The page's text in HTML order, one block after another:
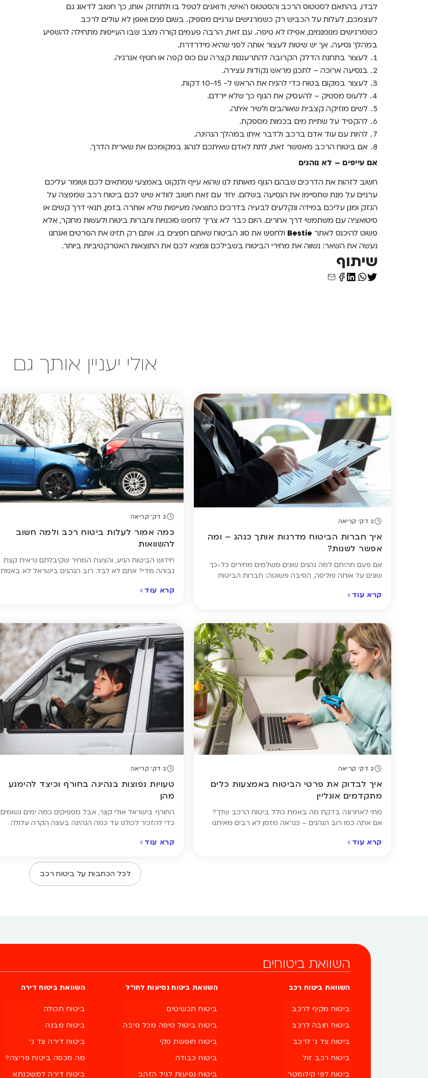
לבדו, בהתאם לסטטוס הרכב והסטטוס האישי, ודואגים לטפל בו ולתחזק אותו, כך חשוב לדאוג גם
לעצמכם, לעלות על הכביש רק כשמרגישים ערניים מספיק. בשום פנים ואופן לא עולים לרכב
כשמרגישים מנומנמים, אפילו לא טיפה. עם זאת, הרבה פעמים קורה מצב שבו העייפות מתחילה להשפיע
במהלך נסיעה. אך יש שיטות לעצור אותה לפני שהיא מידרדרת.
לעצור בתחנת הדלק הקרובה להתרעננות קצרה עם כוס קפה או חטיף אנרגיה.
בנסיעה ארוכה – לתכנן מראש נקודות עצירה.
לעצור במקום בטוח כדי להניח את הראש ל- 10-15 דקות.
ללעוס מסטיק – להעסיק את הגוף כך שלא יירדם.
לשים מוזיקה קצבית שאוהבים ולשיר איתה.
להקפיד על שתיית מים בכמות מספקת.
להיות עם עוד אדם ברכב ולדבר איתו במהלך הנהיגה.
אם ביטוח הרכב מאפשר זאת, לתת לאדם שאיתכם לנהוג במקומכם את שארית הדרך.
אם עייפים – לא נוהגים
חשוב לזהות את הדרכים שבהם הגוף מאותת לנו שהוא עייף ולנקוט באמצעי שמתאים לכם ושומר עליכם
ערניים על מנת שתסיימו את הנסיעה בשלום. יחד עם זאת חשוב לוודא שיש לכם ביטוח רכב שמפצה על
הנזק ומגן עליכם במידה ונקלעים לבעיה בדרכים כתוצאה מעייפות שלא אותרה בזמן, תנאי דרך קשים או
סיטואציה עם משתמשי דרך אחרים. היום כבר לא צריך לחפש סוכנויות וחברות ביטוח ולעשות מחקר, אלא
פשוט להיכנס לאתר Bestie ולחפש את סוג הביטוח שאתם חפצים בו. אתם רק תזינו את הפרטים ואנחנו
נעשה את השאר: נשווה את מחירי הביטוח בשבילכם ונמצא לכם את התוצאות האטרקטיביות ביותר.
שיתוף
אולי יעניין אותך גם
2 דק' קריאה
איך חברות הביטוח מדרגות אותך כנהג – ומה
אפשר לשנות?
אם פעם תהיתם למה נהגים שונים משלמים מחירים כל-כך
שונים על אותה פוליסה, הסיבה פשוטה: חברות הביטוח
הזה מבוסס על שילוב של ניסיון, היסטוריית תביעות, סוג
משלמים […]
קרא עוד
2 דק' קריאה
כמה אמור לעלות ביטוח רכב ולמה חשוב
להשוואות
חידוש הביטוח הגיע, והצעת המחיר שקיבלתם נראית קצת
גבוהה מדי? אתם לא לבד. רוב הנהגים בישראל לא באמת
אותה פוליסה שנה אחרי שנה, בלי לבדוק אם המחיר הוגן.
קרא עוד
2 דק' קריאה
איך לבדוק את פרטי הביטוח באמצעות כלים
מתקדמים אונליין
מתי לאחרונה בדקת מה באמת כולל ביטוח הרכב שלך?
אם אתה כמו רוב הנהגים – כנראה מזמן לא. רבים מאיתנו
לבדוק מה בדיוק כולל הכיסוי, מתי הוא מסתיים או אם בכלל
קרא עוד
2 דק' קריאה
טעויות נפוצות בנהיגה בחורף וכיצד להימנע
מהן
החורף בישראל אולי קצר, אבל מספיקים כמה ימים גשומים
כדי להזכיר לכולנו עד כמה הנהיגה בעונה הקרה עלולה
של רכבים ונהגים – כל אלה מגבירים את הסיכון לתאונות.
הנפוצות ביותר שנהגים עושים בכביש, איך להימנע מהן –
ולמה זו בדיוק […]
קרא עוד
לכל הכתבות על ביטוח רכב
השוואת ביטוחים
השוואת ביטוח רכב
ביטוח מקיף לרכב
ביטוח חובה לרכב
ביטוח צד ג' לרכב
ביטוח רכב זול
ביטוח לפי קילומטר
השוואת ביטוח נסיעות לחו״ל
ביטוח תכשיטים
ביטוח ביטול טיסה מכל סיבה
ביטוח חופשת סקי
ביטוח כבודה
ביטוח נסיעות לגיל הזהב
השוואת ביטוח דירה
ביטוח תכולה
ביטוח מבנה
ביטוח דירה צד ג'
מה מכסה ביטוח פריצה?
ביטוח דירה למשכנתא